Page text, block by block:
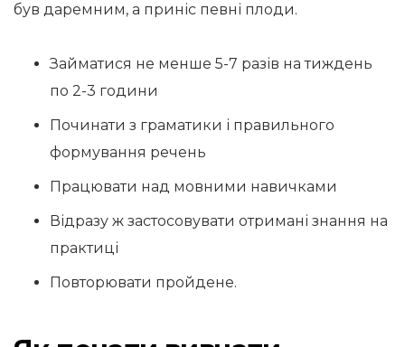
був даремним, а приніс певні плоди.
Займатися не менше 5-7 разів на тиждень
по 2-3 години
Починати з граматики і правильного
формування речень
Працювати над мовними навичками
Відразу ж застосовувати отримані знання на
практиці
Повторювати пройдене.